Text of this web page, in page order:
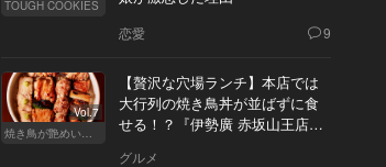
TOUGH COOKIES
恋愛 9
Vol.7
焼き鳥が艶めいてきた
【贅沢な穴場ランチ】本店では
大行列の焼き鳥丼が並ばずに食
せる！？『伊勢廣 赤坂山王店』
グルメ